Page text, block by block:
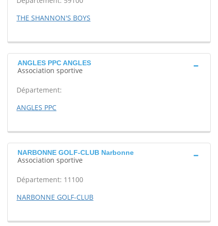
THE SHANNON'S BOYS
ANGLES PPC ANGLES
Association sportive
Département:
ANGLES PPC
NARBONNE GOLF-CLUB Narbonne
Association sportive
Département: 11100
NARBONNE GOLF-CLUB